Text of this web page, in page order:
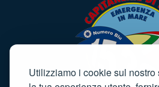
Utilizziamo i cookie sul